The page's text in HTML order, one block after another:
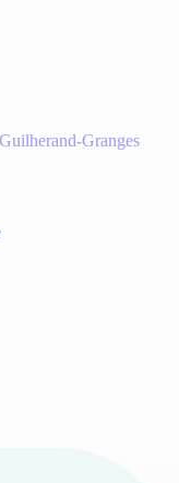
Granges